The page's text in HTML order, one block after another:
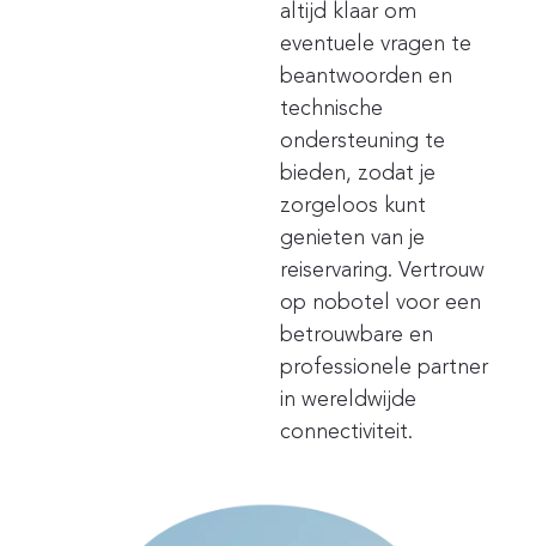
altijd klaar om
eventuele vragen te
beantwoorden en
technische
ondersteuning te
bieden, zodat je
zorgeloos kunt
genieten van je
reiservaring. Vertrouw
op nobotel voor een
betrouwbare en
professionele partner
in wereldwijde
connectiviteit.